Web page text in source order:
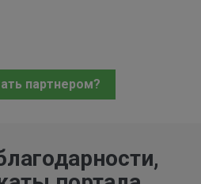
партнером?